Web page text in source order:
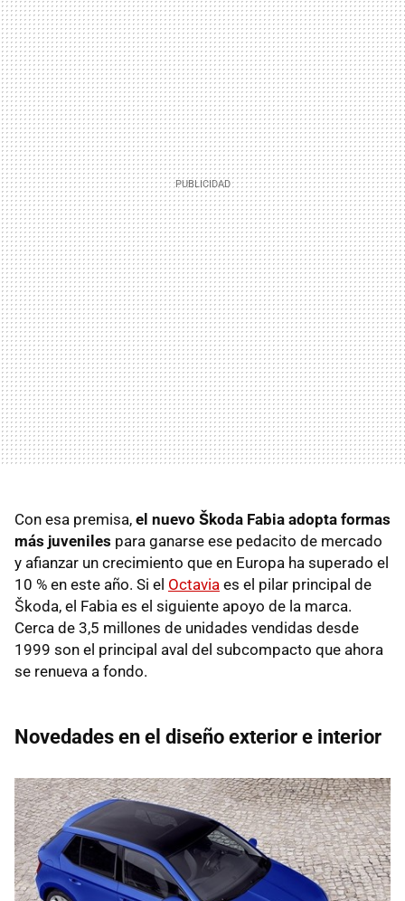
Con esa premisa, el nuevo Škoda Fabia adopta formas
más juveniles para ganarse ese pedacito de mercado
y afianzar un crecimiento que en Europa ha superado el
10 % en este año. Si el Octavia es el pilar principal de
Škoda, el Fabia es el siguiente apoyo de la marca.
Cerca de 3,5 millones de unidades vendidas desde
1999 son el principal aval del subcompacto que ahora
se renueva a fondo.
Novedades en el diseño exterior e interior